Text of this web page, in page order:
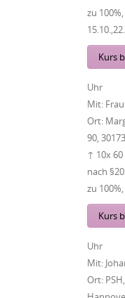
zu
Kurs
Uhr
Mit:
Ort:
90,
↑ 10x
nach
zu
Kurs
Uhr
Mit:
Ort: